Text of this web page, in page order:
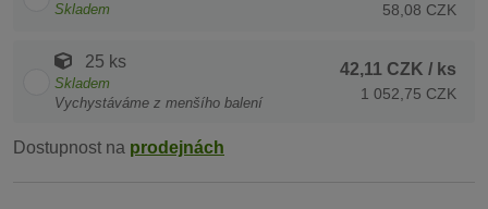
Skladem 58,08 CZK
25 ks
Skladem
Vychystáváme z menšího balení
42,11 CZK / ks
1 052,75 CZK
Dostupnost na prodejnách